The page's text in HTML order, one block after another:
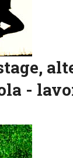
-